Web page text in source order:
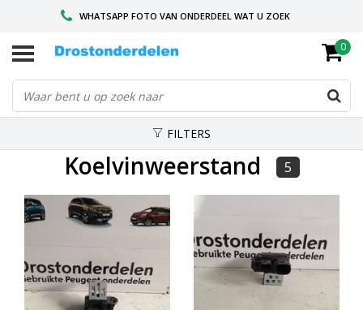
WHATSAPP FOTO VAN ONDERDEEL WAT U ZOEK
VOOR 16.00 BESTELD, VANDAAG VERZONDEN
GESPECIALISEERD PEUGEOT
0
FILTERS
Koelvinweerstand 5